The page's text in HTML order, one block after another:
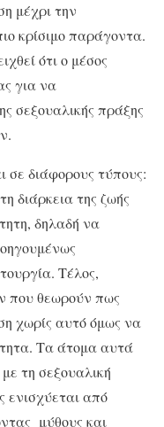
μέχρι την
κρίσιμο παράγοντα.
ότι ο μέσος
για να
σεξουαλικής πράξης
σε διάφορους τύπους:
διάρκεια της ζωής
δηλαδή να
Τέλος,
που θεωρούν πως
χωρίς αυτό όμως να
Τα άτομα αυτά
τη σεξουαλική
ενισχύεται από
μύθους και